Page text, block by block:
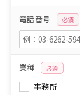
電話番号 必須
業種 必須
事務所